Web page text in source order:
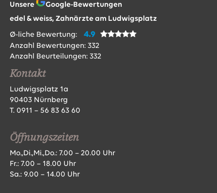
Unsere
Google-Bewertungen
edel & weiss, Zahnärzte am Ludwigsplatz
Ø-liche Bewertung: 4.9
Anzahl Bewertungen: 332
Anzahl Beurteilungen: 332
Kontakt
Ludwigsplatz 1a
90403 Nürnberg
T. 0911 – 56 83 63 60
Öffnungszeiten
Mo.,Di.,Mi.,Do.: 7.00 – 20.00 Uhr
Fr.: 7.00 – 18.00 Uhr
Sa.: 9.00 – 14.00 Uhr